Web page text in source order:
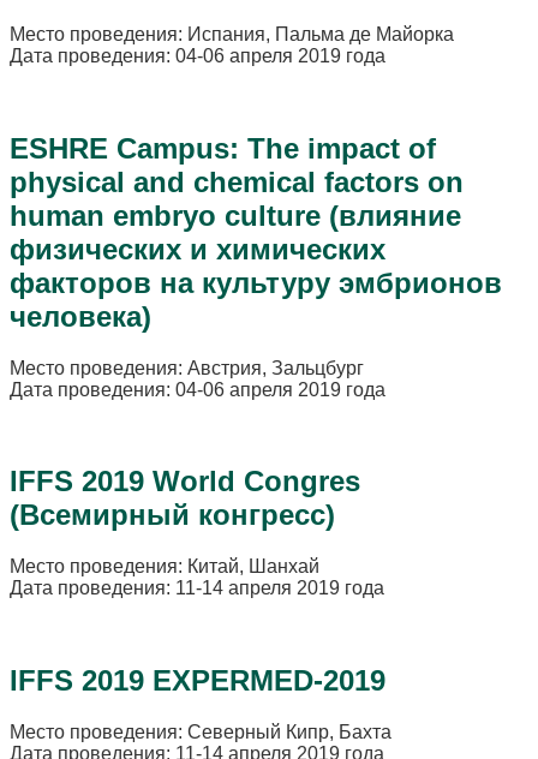
Место проведения: Испания, Пальма де Майорка
Дата проведения: 04-06 апреля 2019 года
ESHRE Campus: The impact of
physical and chemical factors on
human embryo culture (влияние
физических и химических
факторов на культуру эмбрионов
человека)
Место проведения: Австрия, Зальцбург
Дата проведения: 04-06 апреля 2019 года
IFFS 2019 World Congres
(Всемирный конгресс)
Место проведения: Китай, Шанхай
Дата проведения: 11-14 апреля 2019 года
IFFS 2019 EXPERMED-2019
Место проведения: Северный Кипр, Бахта
Дата проведения: 11-14 апреля 2019 года